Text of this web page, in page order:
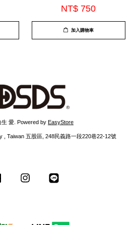
NT$ 750
加入購物車
愛. Powered by EasyStore
, Taiwan 五股區, 248民義路一段220巷22-12號
Facebook Instagram